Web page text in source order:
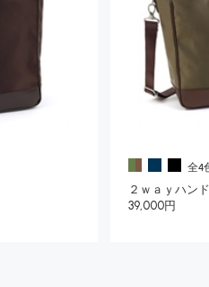
全4
２ｗａｙハン
39,000円